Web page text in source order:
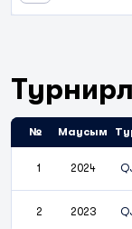
№ Маусым
1 2024
2 2023